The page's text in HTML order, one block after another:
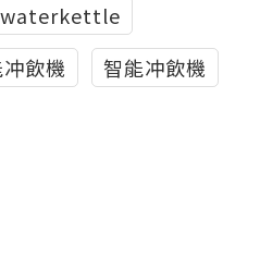
飲機 智能冲飲機